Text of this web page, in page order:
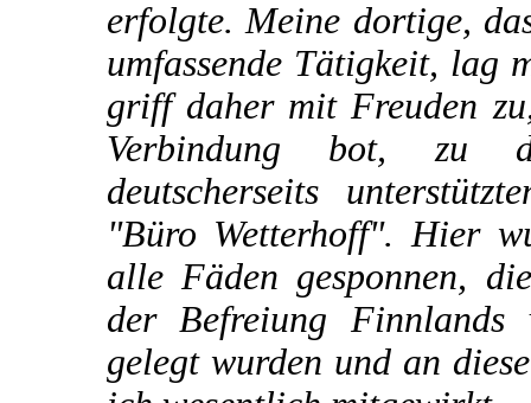
erfolgte. Meine dortige,
umfassende Tätigkeit, lag
griff daher mit Freuden
Verbindung bot, zu
deutscherseits
"Büro Wetterhoff". Hier
alle Fäden gesponnen,
der Befreiung Finnlands
gelegt wurden und an